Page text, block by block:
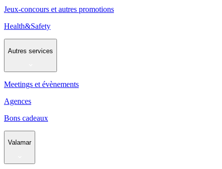
Jeux-concours et autres promotions
Health&Safety
Autres services
Meetings et évènements
Agences
Bons cadeaux
Valamar